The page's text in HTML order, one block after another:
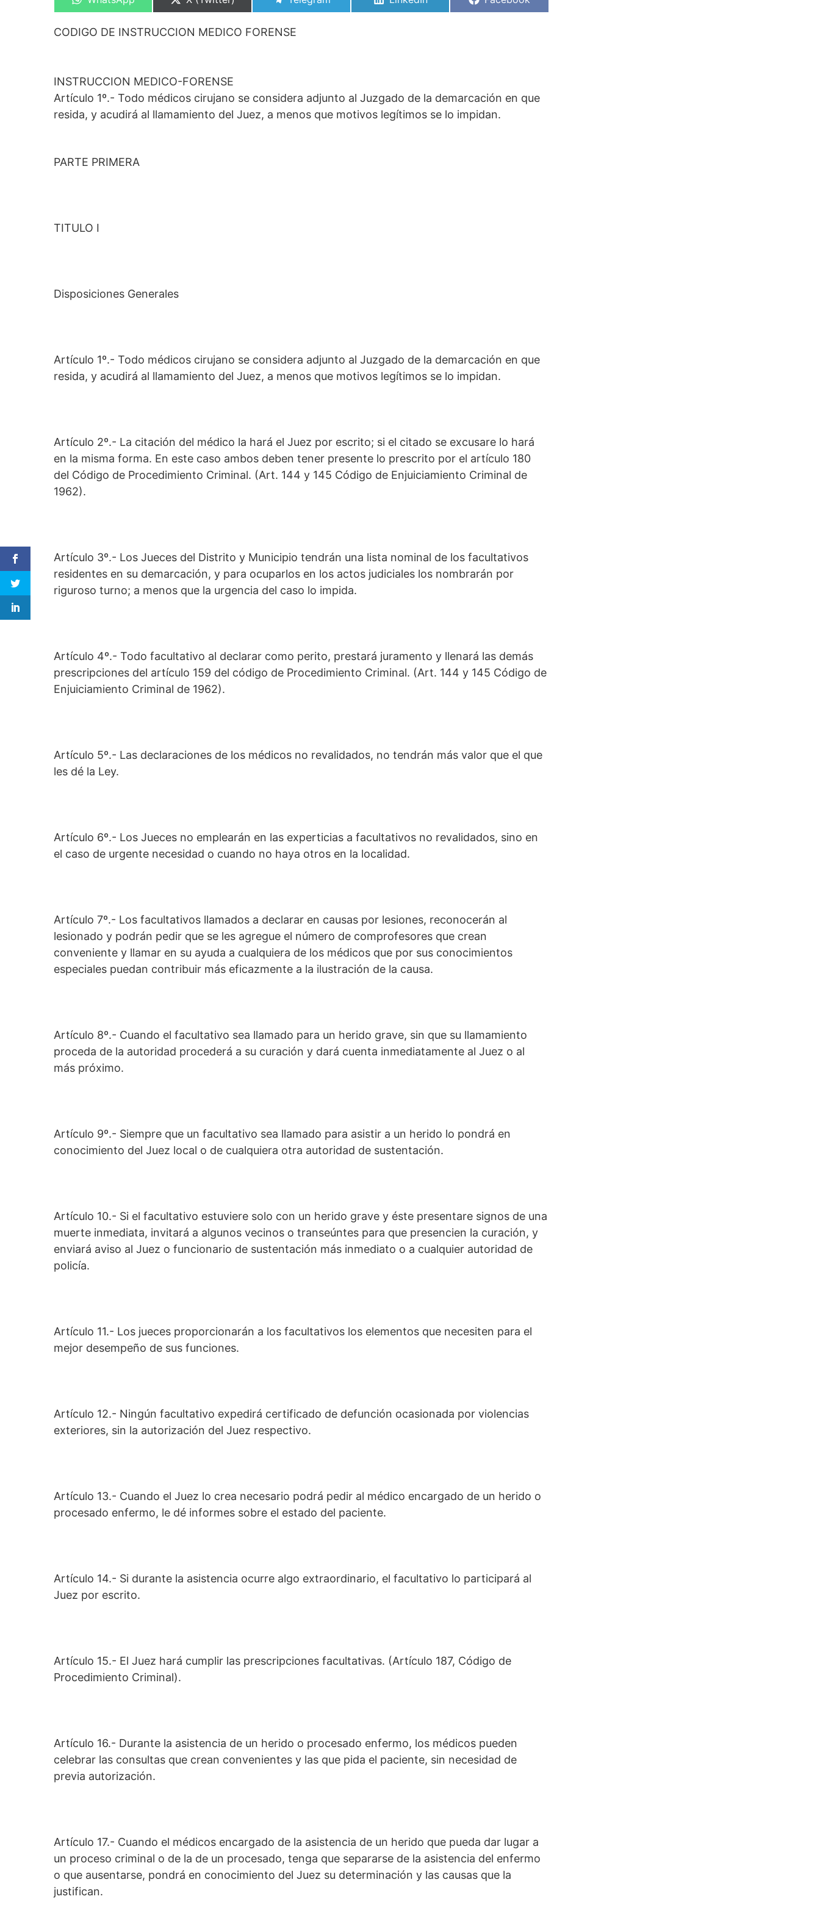
CODIGO DE INSTRUCCION MEDICO FORENSE
INSTRUCCION MEDICO-FORENSE
Artículo 1º.- Todo médicos cirujano se considera adjunto al Juzgado de la demarcación en que
resida, y acudirá al llamamiento del Juez, a menos que motivos legítimos se lo impidan.
PARTE PRIMERA
TITULO I
Disposiciones Generales
Artículo 1º.- Todo médicos cirujano se considera adjunto al Juzgado de la demarcación en que
resida, y acudirá al llamamiento del Juez, a menos que motivos legítimos se lo impidan.
Artículo 2º.- La citación del médico la hará el Juez por escrito; si el citado se excusare lo hará
en la misma forma. En este caso ambos deben tener presente lo prescrito por el artículo 180
del Código de Procedimiento Criminal. (Art. 144 y 145 Código de Enjuiciamiento Criminal de
1962).
Artículo 3º.- Los Jueces del Distrito y Municipio tendrán una lista nominal de los facultativos
residentes en su demarcación, y para ocuparlos en los actos judiciales los nombrarán por
riguroso turno; a menos que la urgencia del caso lo impida.
Artículo 4º.- Todo facultativo al declarar como perito, prestará juramento y llenará las demás
prescripciones del artículo 159 del código de Procedimiento Criminal. (Art. 144 y 145 Código de
Enjuiciamiento Criminal de 1962).
Artículo 5º.- Las declaraciones de los médicos no revalidados, no tendrán más valor que el que
les dé la Ley.
Artículo 6º.- Los Jueces no emplearán en las experticias a facultativos no revalidados, sino en
el caso de urgente necesidad o cuando no haya otros en la localidad.
Artículo 7º.- Los facultativos llamados a declarar en causas por lesiones, reconocerán al
lesionado y podrán pedir que se les agregue el número de comprofesores que crean
conveniente y llamar en su ayuda a cualquiera de los médicos que por sus conocimientos
especiales puedan contribuir más eficazmente a la ilustración de la causa.
Artículo 8º.- Cuando el facultativo sea llamado para un herido grave, sin que su llamamiento
proceda de la autoridad procederá a su curación y dará cuenta inmediatamente al Juez o al
más próximo.
Artículo 9º.- Siempre que un facultativo sea llamado para asistir a un herido lo pondrá en
conocimiento del Juez local o de cualquiera otra autoridad de sustentación.
Artículo 10.- Si el facultativo estuviere solo con un herido grave y éste presentare signos de una
muerte inmediata, invitará a algunos vecinos o transeúntes para que presencien la curación, y
enviará aviso al Juez o funcionario de sustentación más inmediato o a cualquier autoridad de
policía.
Artículo 11.- Los jueces proporcionarán a los facultativos los elementos que necesiten para el
mejor desempeño de sus funciones.
Artículo 12.- Ningún facultativo expedirá certificado de defunción ocasionada por violencias
exteriores, sin la autorización del Juez respectivo.
Artículo 13.- Cuando el Juez lo crea necesario podrá pedir al médico encargado de un herido o
procesado enfermo, le dé informes sobre el estado del paciente.
Artículo 14.- Si durante la asistencia ocurre algo extraordinario, el facultativo lo participará al
Juez por escrito.
Artículo 15.- El Juez hará cumplir las prescripciones facultativas. (Artículo 187, Código de
Procedimiento Criminal).
Artículo 16.- Durante la asistencia de un herido o procesado enfermo, los médicos pueden
celebrar las consultas que crean convenientes y las que pida el paciente, sin necesidad de
previa autorización.
Artículo 17.- Cuando el médicos encargado de la asistencia de un herido que pueda dar lugar a
un proceso criminal o de la de un procesado, tenga que separarse de la asistencia del enfermo
o que ausentarse, pondrá en conocimiento del Juez su determinación y las causas que la
justifican.